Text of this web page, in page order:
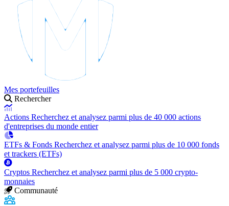
Mes portefeuilles
Rechercher
Actions Recherchez et analysez parmi plus de 40 000 actions
d'entreprises du monde entier
ETFs & Fonds Recherchez et analysez parmi plus de 10 000 fonds
et trackers (ETFs)
Cryptos Recherchez et analysez parmi plus de 5 000 crypto-
monnaies
Communauté